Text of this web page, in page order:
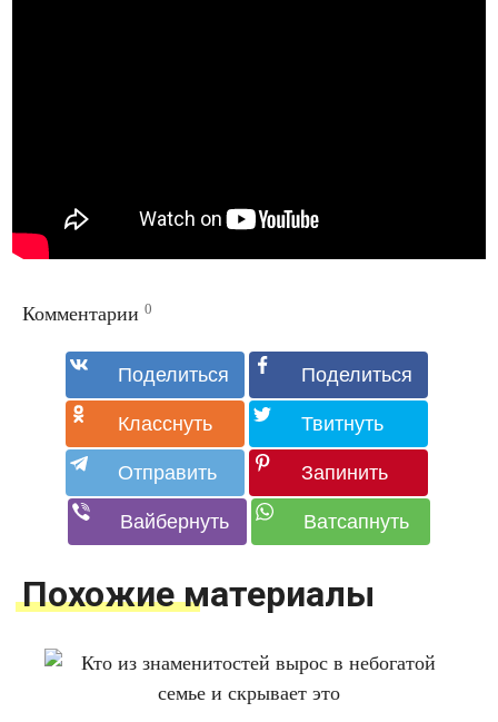
Комментарии 0
Похожие материалы